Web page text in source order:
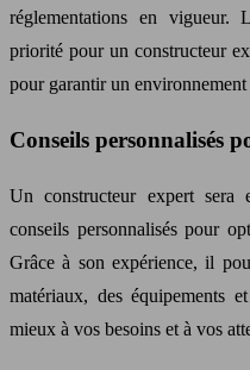
réglementations en vigueur.
priorité pour un constructeur
pour garantir un environnement
Conseils personnalisés
Un constructeur expert sera
conseils personnalisés pour
Grâce à son expérience, il
matériaux, des équipements
mieux à vos besoins et à vos